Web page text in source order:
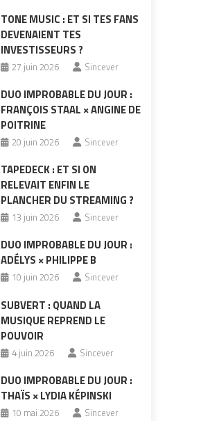
TONE MUSIC : ET SI TES FANS
DEVENAIENT TES
INVESTISSEURS ?
27 juin 2026 Sincever
DUO IMPROBABLE DU JOUR :
FRANÇOIS STAAL × ANGINE DE
POITRINE
20 juin 2026 Sincever
TAPEDECK : ET SI ON
RELEVAIT ENFIN LE
PLANCHER DU STREAMING ?
13 juin 2026 Sincever
DUO IMPROBABLE DU JOUR :
ADÉLYS × PHILIPPE B
10 juin 2026 Sincever
SUBVERT : QUAND LA
MUSIQUE REPREND LE
POUVOIR
4 juin 2026 Sincever
DUO IMPROBABLE DU JOUR :
THAÏS × LYDIA KÉPINSKI
10 mai 2026 Sincever